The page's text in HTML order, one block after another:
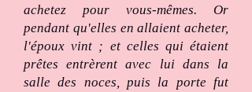
achetez pour vous-mêmes. Or
pendant qu'elles en allaient acheter,
l'époux vint ; et celles qui étaient
prêtes entrèrent avec lui dans la
salle des noces, puis la porte fut